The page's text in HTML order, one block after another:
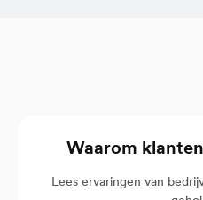
Waarom
Lees ervaringen van